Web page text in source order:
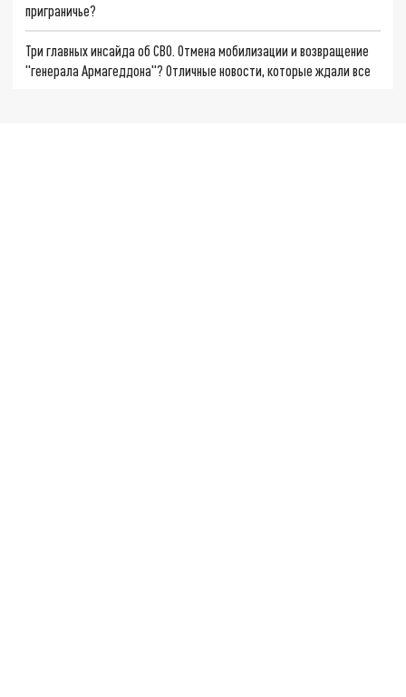
приграничье?
Три главных инсайда об СВО. Отмена мобилизации и возвращение
"генерала Армагеддона"? Отличные новости, которые ждали все